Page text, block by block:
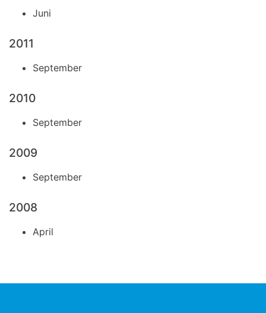
Juni
2011
September
2010
September
2009
September
2008
April